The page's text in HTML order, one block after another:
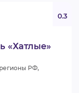
«Хатлые»
0.3
РФ,